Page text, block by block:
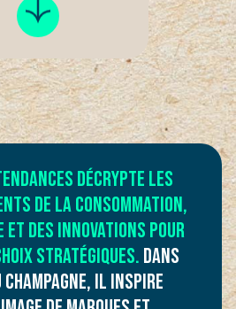
DÉCRYPTE LES
DE LA CONSOMMATION,
ET DES INNOVATIONS POUR
STRATÉGIQUES. DANS
CHAMPAGNE, IL INSPIRE